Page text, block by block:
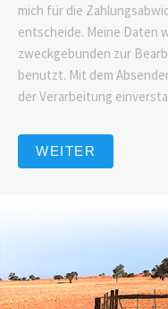
mich für die
entscheide. Meine Daten
zweckgebunden zur
benutzt. Mit dem
der Verarbeitung